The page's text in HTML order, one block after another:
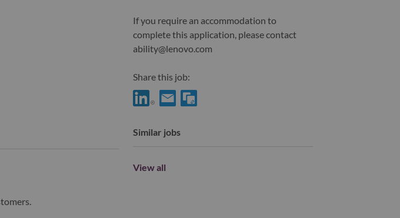
If you require an accommodation to
complete this application, please contact
ability@lenovo.com
Share this job:
Similar jobs
View all